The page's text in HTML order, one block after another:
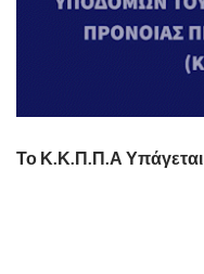
Το Κ.Κ.Π.Π.Α Υπάγεται